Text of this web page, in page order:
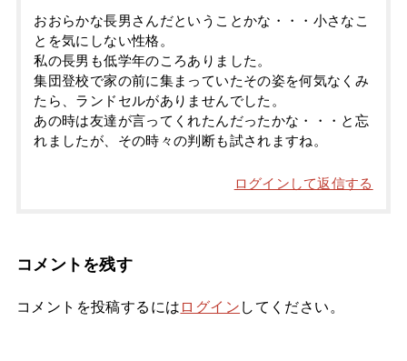
おおらかな長男さんだということかな・・・小さなこ
とを気にしない性格。
私の長男も低学年のころありました。
集団登校で家の前に集まっていたその姿を何気なくみ
たら、ランドセルがありませんでした。
あの時は友達が言ってくれたんだったかな・・・と忘
れましたが、その時々の判断も試されますね。
ログインして返信する
コメントを残す
コメントを投稿するには ログイン してください。